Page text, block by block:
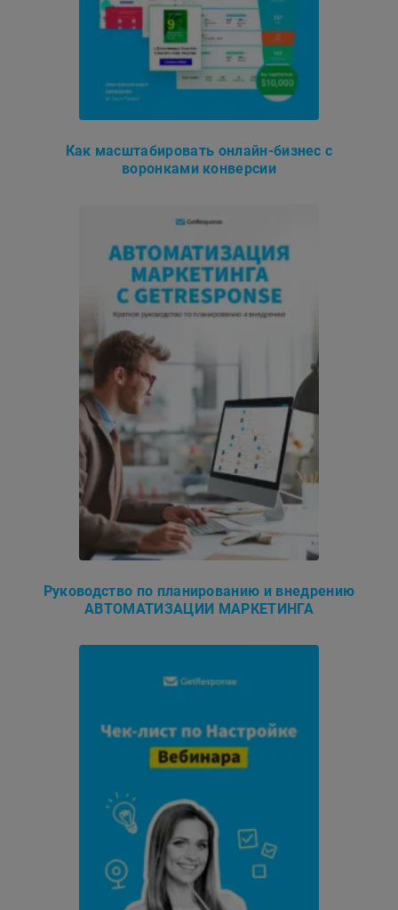
Как масштабировать онлайн-бизнес с
воронками конверсии
Руководство по планированию и внедрению
АВТОМАТИЗАЦИИ МАРКЕТИНГА